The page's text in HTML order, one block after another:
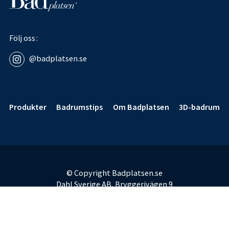
Följ oss
@badplatsen.se
Produkter
Badrumstips Om Badplatsen 3D-badrum
© Copyright Badplatsen.se
Dahl Sverige AB, Bryggerivägen 9